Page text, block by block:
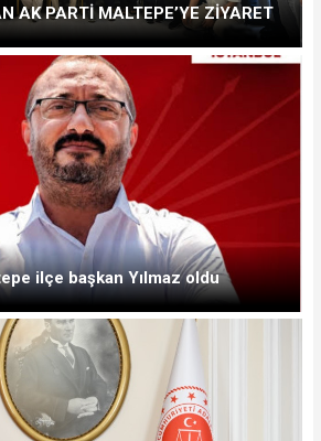
AK PARTİ MALTEPE’YE ZİYARET
ilçe başkan Yılmaz oldu